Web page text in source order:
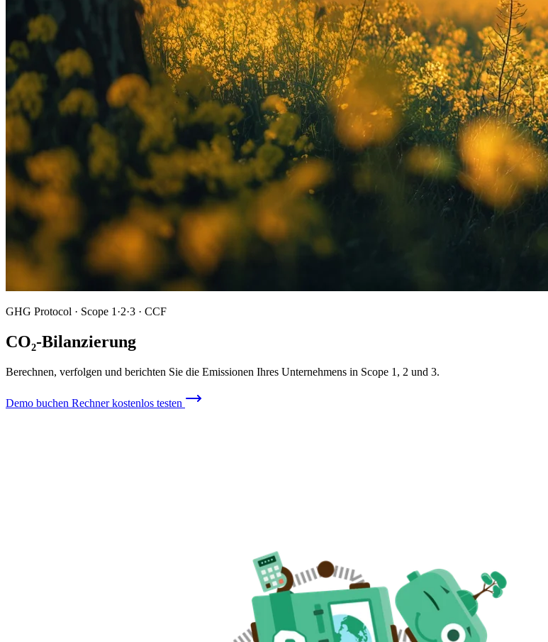
GHG Protocol · Scope 1·2·3 · CCF
CO₂-Bilanzierung
Berechnen, verfolgen und berichten Sie die Emissionen Ihres Unternehmens in Scope 1, 2 und 3.
Demo buchen Rechner kostenlos testen